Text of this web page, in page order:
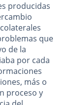
producidas
que
de la
por cada
más o
proceso y